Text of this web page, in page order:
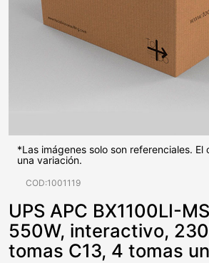
*Las imágenes solo son referenciales.
una variación.
COD:1001119
UPS APC BX1100LI-
550W, interactivo,
tomas C13, 4 tomas